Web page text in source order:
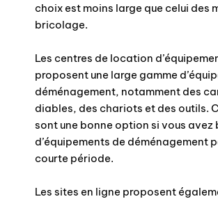
choix est moins large que celui des
bricolage.
Les centres de location
proposent une large gamme
déménagement, notamment des
diables, des chariots et des outils.
sont une bonne option si vous avez
d’équipements de déménagement
courte période.
Les sites en ligne proposent